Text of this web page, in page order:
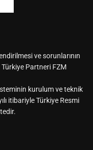
ve sorunlarının
Partneri FZM
kurulum ve teknik
itibariyle Türkiye Resmi